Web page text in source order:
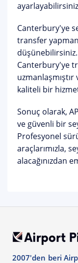
Canterbury'ye
transfer
Canterbury'ye
kaliteli bir
Sonuç olarak,
ve güvenli bir
Profesyonel
araçlarımızla,
alacağınızdan
2007'den beri